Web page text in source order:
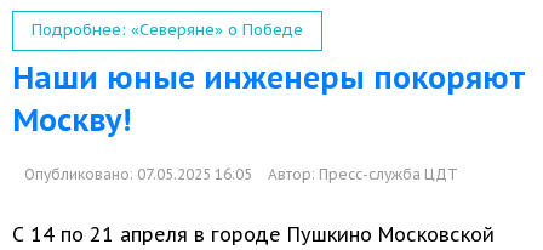
Подробнее: «Северяне» о Победе
Наши юные инженеры покоряют
Москву!
Опубликовано: 07.05.2025 16:05 Автор: Пресс-служба ЦДТ
С 14 по 21 апреля в городе Пушкино Московской